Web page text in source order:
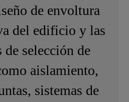
de envoltura
del edificio y las
de selección de
aislamiento,
sistemas de